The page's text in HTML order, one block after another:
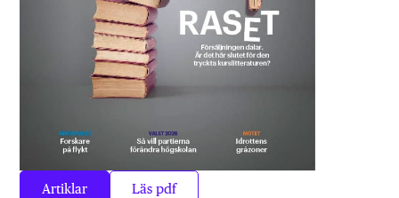
Artiklar Läs pdf